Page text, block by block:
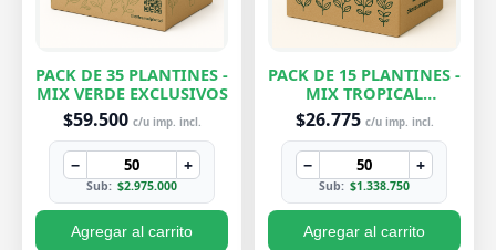
PACK DE 35 PLANTINES -
MIX VERDE EXCLUSIVOS
$59.500 c/u imp. incl.
− +
Sub: $2.975.000
Agregar al carrito
PACK DE 15 PLANTINES -
MIX TROPICAL
EXCLUSIVOS
$26.775 c/u imp. incl.
− +
Sub: $1.338.750
Agregar al carrito